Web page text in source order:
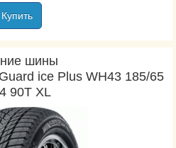
Купить
шины
ice Plus WH43 185/65
90T XL